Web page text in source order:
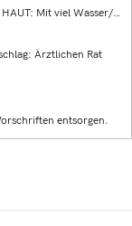
HAUT: Mit viel Wasser/…
Ärztlichen Rat
entsorgen.